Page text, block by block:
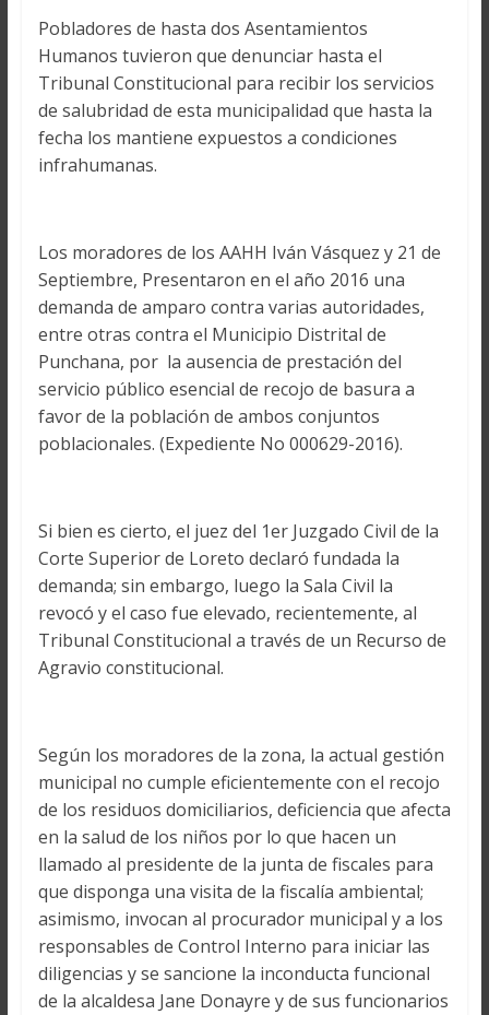
Pobladores de hasta dos Asentamientos
Humanos tuvieron que denunciar hasta el
Tribunal Constitucional para recibir los servicios
de salubridad de esta municipalidad que hasta la
fecha los mantiene expuestos a condiciones
infrahumanas.
Los moradores de los AAHH Iván Vásquez y 21 de
Septiembre, Presentaron en el año 2016 una
demanda de amparo contra varias autoridades,
entre otras contra el Municipio Distrital de
Punchana, por la ausencia de prestación del
servicio público esencial de recojo de basura a
favor de la población de ambos conjuntos
poblacionales. (Expediente No 000629-2016).
Si bien es cierto, el juez del 1er Juzgado Civil de la
Corte Superior de Loreto declaró fundada la
demanda; sin embargo, luego la Sala Civil la
revocó y el caso fue elevado, recientemente, al
Tribunal Constitucional a través de un Recurso de
Agravio constitucional.
Según los moradores de la zona, la actual gestión
municipal no cumple eficientemente con el recojo
de los residuos domiciliarios, deficiencia que afecta
en la salud de los niños por lo que hacen un
llamado al presidente de la junta de fiscales para
que disponga una visita de la fiscalía ambiental;
asimismo, invocan al procurador municipal y a los
responsables de Control Interno para iniciar las
diligencias y se sancione la inconducta funcional
de la alcaldesa Jane Donayre y de sus funcionarios